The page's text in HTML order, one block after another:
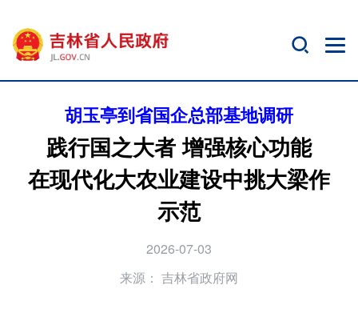
胡玉亭到省国企总部基地调研
践行国之大者 增强核心功能
在现代化大农业建设中挑大梁作
示范
2026-07-03
来源： 吉林省政府网